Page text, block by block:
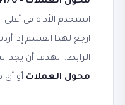
استخدم الأداة في
ارجع لهذا القسم إذا
الرابط. الهدف أن يجد
محول العملات أو أي